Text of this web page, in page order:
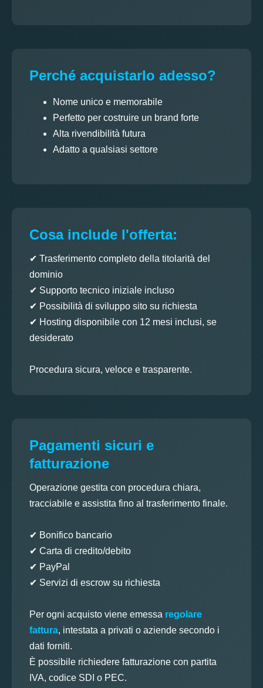
Perché acquistarlo adesso?
Nome unico e memorabile
Perfetto per costruire un brand forte
Alta rivendibilità futura
Adatto a qualsiasi settore
Cosa include l'offerta:
✔ Trasferimento completo della titolarità del
dominio
✔ Supporto tecnico iniziale incluso
✔ Possibilità di sviluppo sito su richiesta
✔ Hosting disponibile con 12 mesi inclusi, se
desiderato
Procedura sicura, veloce e trasparente.
Pagamenti sicuri e
fatturazione
Operazione gestita con procedura chiara,
tracciabile e assistita fino al trasferimento finale.
✔ Bonifico bancario
✔ Carta di credito/debito
✔ PayPal
✔ Servizi di escrow su richiesta
Per ogni acquisto viene emessa regolare
fattura, intestata a privati o aziende secondo i
dati forniti.
È possibile richiedere fatturazione con partita
IVA, codice SDI o PEC.